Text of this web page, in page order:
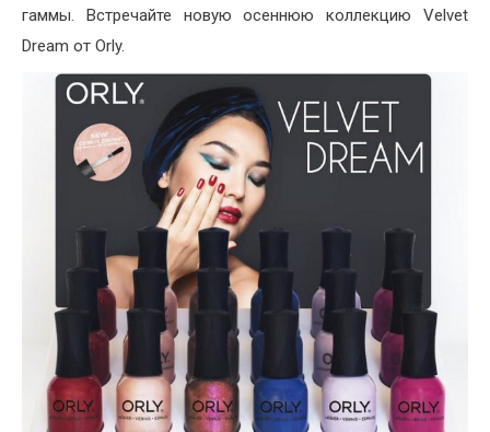
гаммы. Встречайте новую осеннюю коллекцию Velvet
Dream от Orly.